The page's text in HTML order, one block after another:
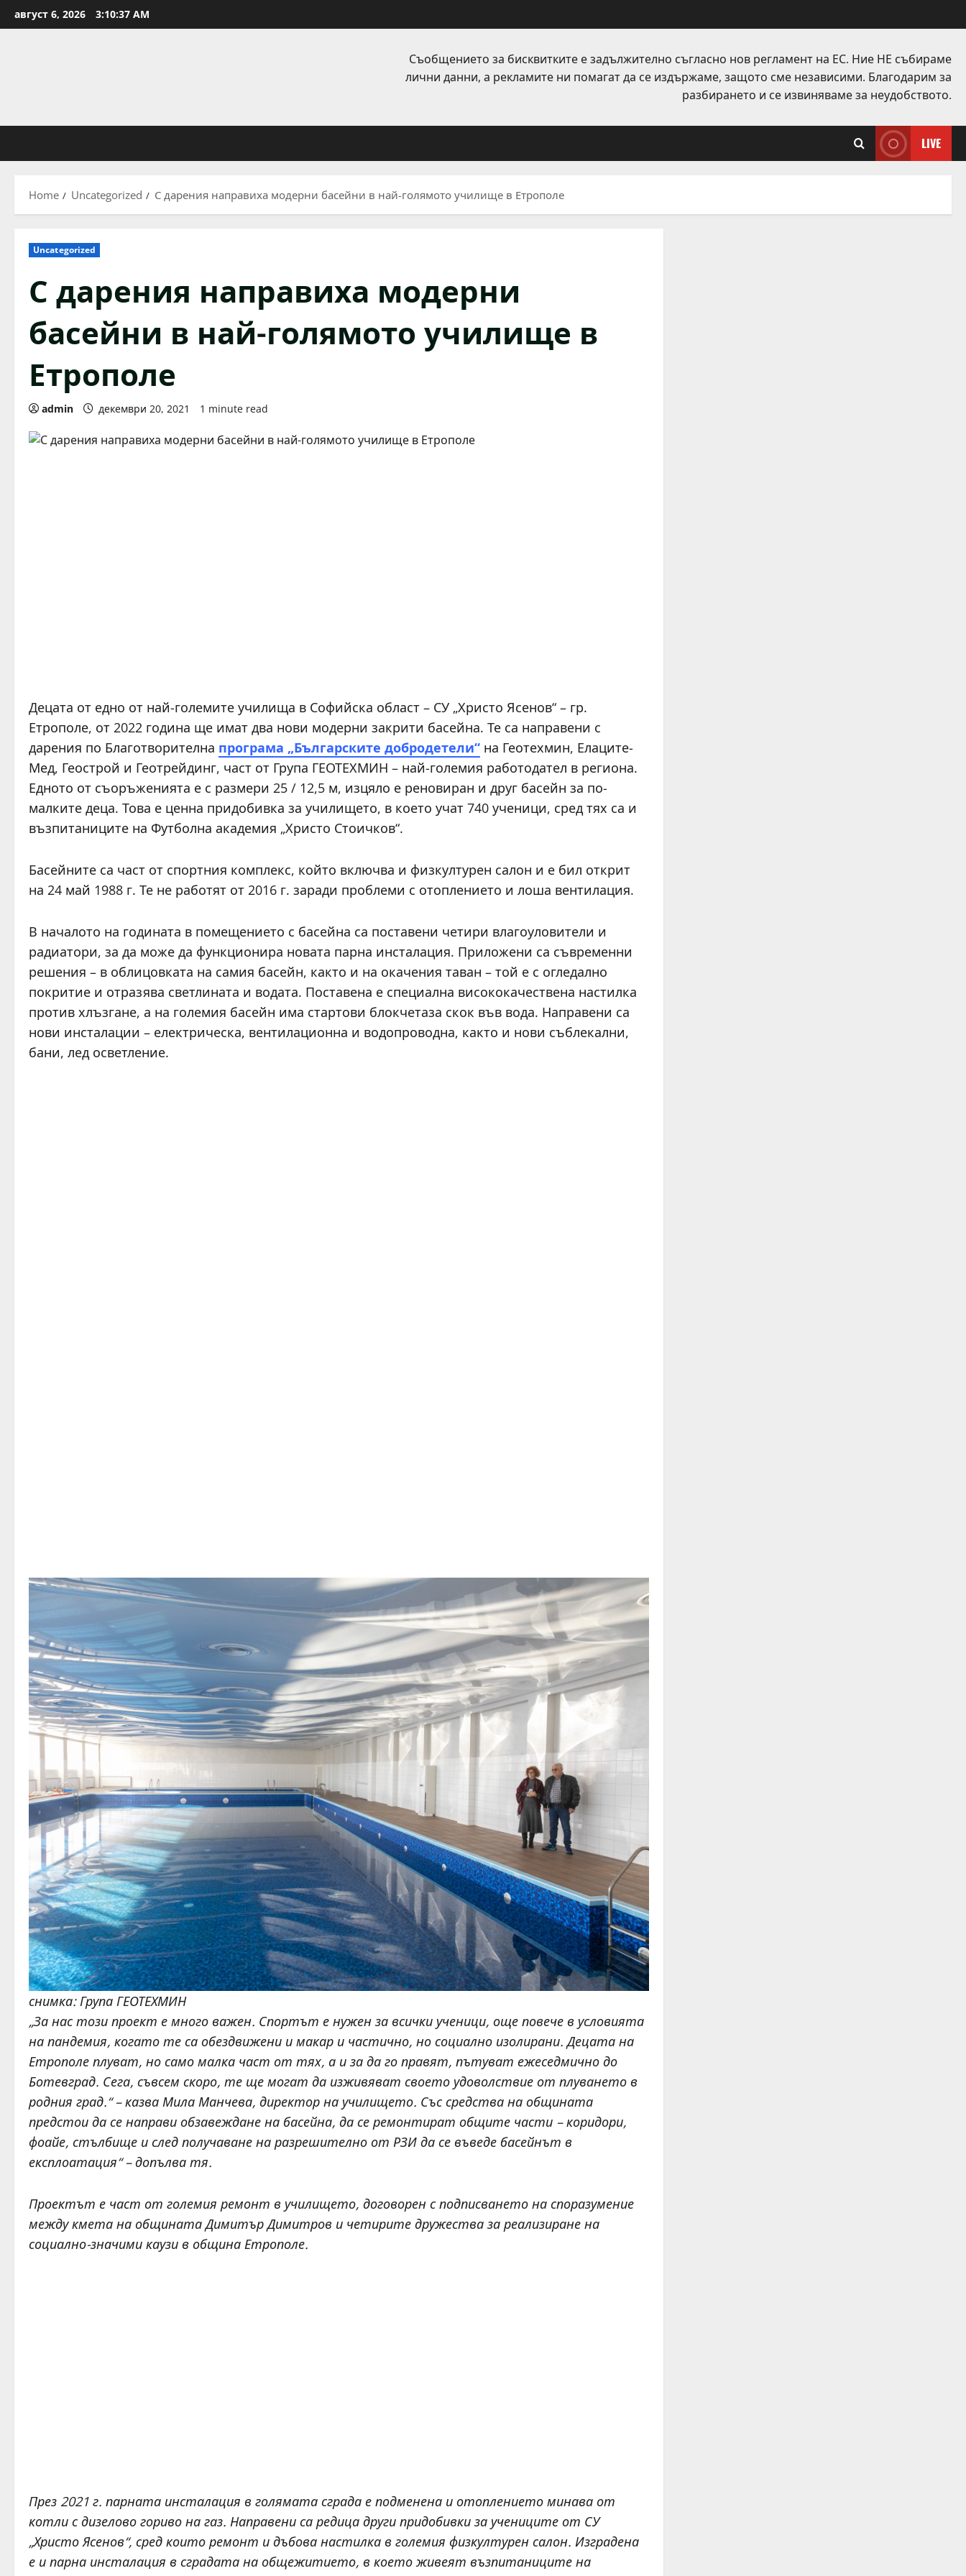
to
август 6, 2026 3:10:38 AM
Съобщението за бисквитките е задължително съгласно нов регламент на ЕС. Ние НЕ събираме
лични данни, а рекламите ни помагат да се издържаме, защото сме независими. Благодарим за
разбирането и се извиняваме за неудобството.
LIVE
Home Uncategorized С дарения направиха модерни басейни в най-голямото училище в Етрополе
Uncategorized
С дарения направиха модерни
басейни в най-голямото училище в
Етрополе
admin декември 20, 2021 1 minute read
Децата от едно от най-големите училища в Софийска област – СУ „Христо Ясенов“ – гр.
Етрополе, от 2022 година ще имат два нови модерни закрити басейна. Те са направени с
дарения по Благотворителна програма „Българските добродетели“ на Геотехмин, Елаците-
Мед, Геострой и Геотрейдинг, част от Група ГЕОТЕХМИН – най-големия работодател в региона.
Едното от съоръженията е с размери 25 / 12,5 м, изцяло е реновиран и друг басейн за по-
малките деца. Това е ценна придобивка за училището, в което учат 740 ученици, сред тях са и
възпитаниците на Футболна академия „Христо Стоичков“.
Басейните са част от спортния комплекс, който включва и физкултурен салон и е бил открит
на 24 май 1988 г. Те не работят от 2016 г. заради проблеми с отоплението и лоша вентилация.
В началото на годината в помещението с басейна са поставени четири влагоуловители и
радиатори, за да може да функционира новата парна инсталация. Приложени са съвременни
решения – в облицовката на самия басейн, както и на окачения таван – той е с огледално
покритие и отразява светлината и водата. Поставена е специална висококачествена настилка
против хлъзгане, а на големия басейн има стартови блокчетаза скок във вода. Направени са
нови инсталации – електрическа, вентилационна и водопроводна, както и нови съблекални,
бани, лед осветление.
снимка: Група ГЕОТЕХМИН
„За нас този проект е много важен. Спортът е нужен за всички ученици, още повече в условията
на пандемия, когато те са обездвижени и макар и частично, но социално изолирани. Децата на
Етрополе плуват, но само малка част от тях, а и за да го правят, пътуват ежеседмично до
Ботевград. Сега, съвсем скоро, те ще могат да изживяват своето удоволствие от плуването в
родния град.“ – казва Мила Манчева, директор на училището. Със средства на общината
предстои да се направи обзавеждане на басейна, да се ремонтират общите части – коридори,
фоайе, стълбище и след получаване на разрешително от РЗИ да се въведе басейнът в
експлоатация“ – допълва тя.
Проектът е част от големия ремонт в училището, договорен с подписването на споразумение
между кмета на общината Димитър Димитров и четирите дружества за реализиране на
социално-значими каузи в община Етрополе.
През 2021 г. парната инсталация в голямата сграда е подменена и отоплението минава от
котли с дизелово гориво на газ. Направени са редица други придобивки за учениците от СУ
„Христо Ясенов“, сред които ремонт и дъбова настилка в големия физкултурен салон. Изградена
е и парна инсталация в сградата на общежитието, в което живеят възпитаниците на